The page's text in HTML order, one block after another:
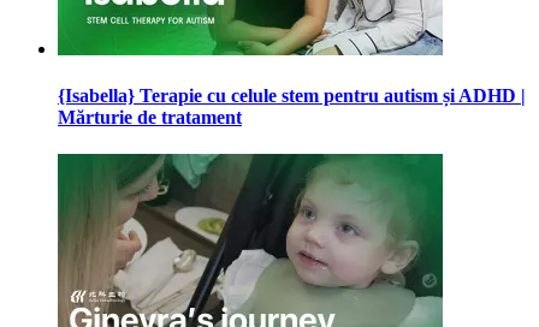
{Isabella} Terapie cu celule stem pentru autism și ADHD |
Mărturie de tratament